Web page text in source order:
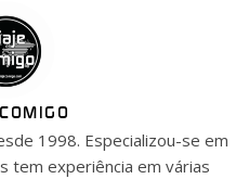
1998. Especializou-se em
tem experiência em várias